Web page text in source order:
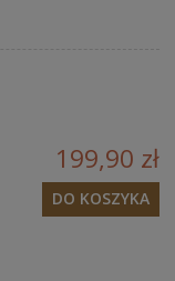
199,90 zł
DO KOSZYKA